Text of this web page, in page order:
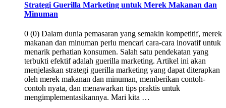
Strategi Guerilla Marketing untuk Merek Makanan dan
Minuman
0 (0) Dalam dunia pemasaran yang semakin kompetitif, merek
makanan dan minuman perlu mencari cara-cara inovatif untuk
menarik perhatian konsumen. Salah satu pendekatan yang
terbukti efektif adalah guerilla marketing. Artikel ini akan
menjelaskan strategi guerilla marketing yang dapat diterapkan
oleh merek makanan dan minuman, memberikan contoh-
contoh nyata, dan menawarkan tips praktis untuk
mengimplementasikannya. Mari kita …